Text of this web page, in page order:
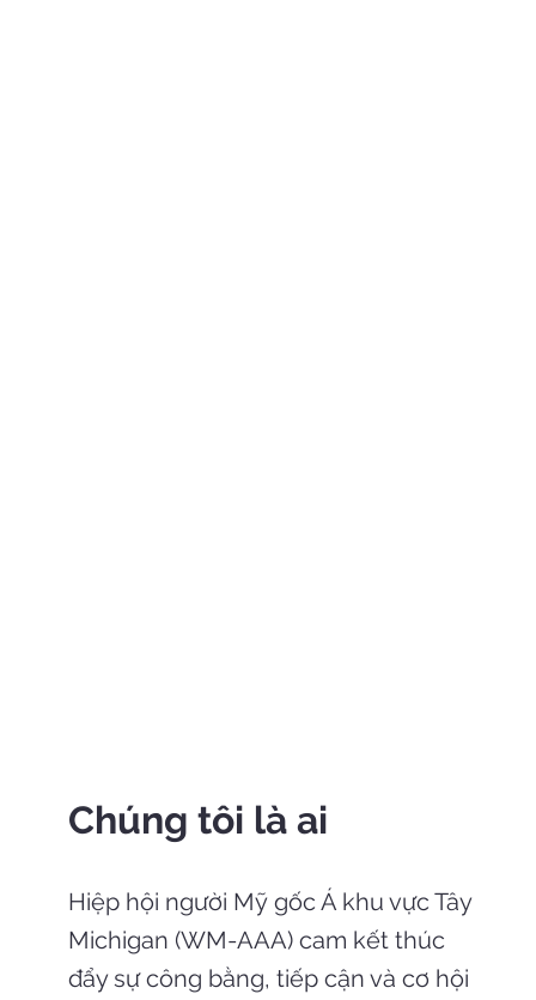
Chúng tôi là ai
Hiệp hội người Mỹ gốc Á khu vực Tây
Michigan (WM-AAA) cam kết thúc
đẩy sự công bằng, tiếp cận và cơ hội